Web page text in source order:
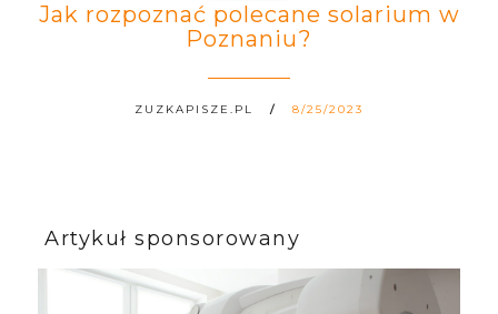
Jak rozpoznać polecane solarium w
Poznaniu?
ZUZKAPISZE.PL 8/25/2023
Artykuł sponsorowany